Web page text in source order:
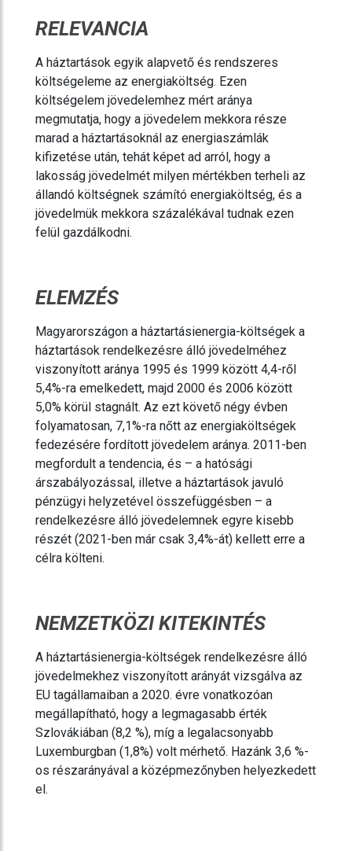
RELEVANCIA
A háztartások egyik alapvető és rendszeres
költségeleme az energiaköltség. Ezen
költségelem jövedelemhez mért aránya
megmutatja, hogy a jövedelem mekkora része
marad a háztartásoknál az energiaszámlák
kifizetése után, tehát képet ad arról, hogy a
lakosság jövedelmét milyen mértékben terheli az
állandó költségnek számító energiaköltség, és a
jövedelmük mekkora százalékával tudnak ezen
felül gazdálkodni.
ELEMZÉS
Magyarországon a háztartásienergia-költségek a
háztartások rendelkezésre álló jövedelméhez
viszonyított aránya 1995 és 1999 között 4,4-ről
5,4%-ra emelkedett, majd 2000 és 2006 között
5,0% körül stagnált. Az ezt követő négy évben
folyamatosan, 7,1%-ra nőtt az energiaköltségek
fedezésére fordított jövedelem aránya. 2011-ben
megfordult a tendencia, és – a hatósági
árszabályozással, illetve a háztartások javuló
pénzügyi helyzetével összefüggésben – a
rendelkezésre álló jövedelemnek egyre kisebb
részét (2021-ben már csak 3,4%-át) kellett erre a
célra költeni.
NEMZETKÖZI KITEKINTÉS
A háztartásienergia-költségek rendelkezésre álló
jövedelmekhez viszonyított arányát vizsgálva az
EU tagállamaiban a 2020. évre vonatkozóan
megállapítható, hogy a legmagasabb érték
Szlovákiában (8,2 %), míg a legalacsonyabb
Luxemburgban (1,8%) volt mérhető. Hazánk 3,6 %-
os részarányával a középmezőnyben helyezkedett
el.